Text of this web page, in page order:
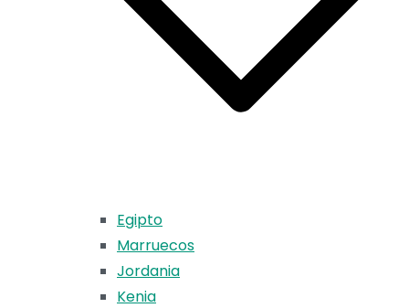
Egipto
Marruecos
Jordania
Kenia